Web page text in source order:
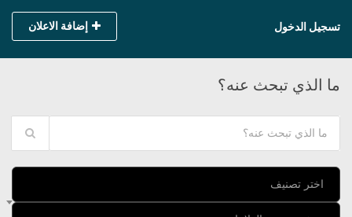
تسجيل الدخول إضافة الاعلان
ما الذي تبحث عنه؟
اختر تصنيف